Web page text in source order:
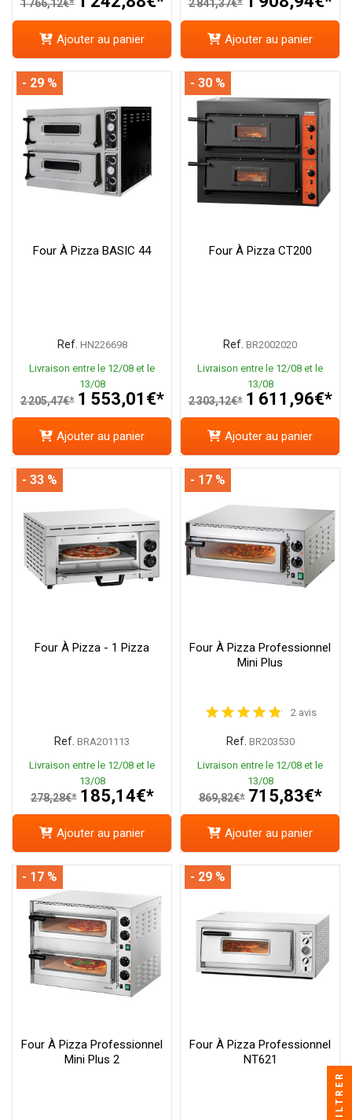
1 766,12€*
Ajouter au panier
2 841,37€*
Ajouter au panier
Four À Pizza BASIC 44
Ref. HN226698
Livraison entre le 12/08 et le
13/08
2 205,47€* 1 553,01€*
- 29 %
Ajouter au panier
Four À Pizza CT200
Ref. BR2002020
Livraison entre le 12/08 et le
13/08
2 303,12€* 1 611,96€*
- 30 %
Ajouter au panier
Four À Pizza - 1 Pizza
Ref. BRA201113
Livraison entre le 12/08 et le
13/08
278,28€* 185,14€*
- 33 %
Ajouter au panier
Four À Pizza Professionnel
Mini Plus
2 avis
Ref. BR203530
Livraison entre le 12/08 et le
13/08
869,82€* 715,83€*
- 17 %
Ajouter au panier
Four À Pizza Professionnel
Mini Plus 2
- 17 %
Four À Pizza Professionnel
NT621
- 29 %
FILTRER